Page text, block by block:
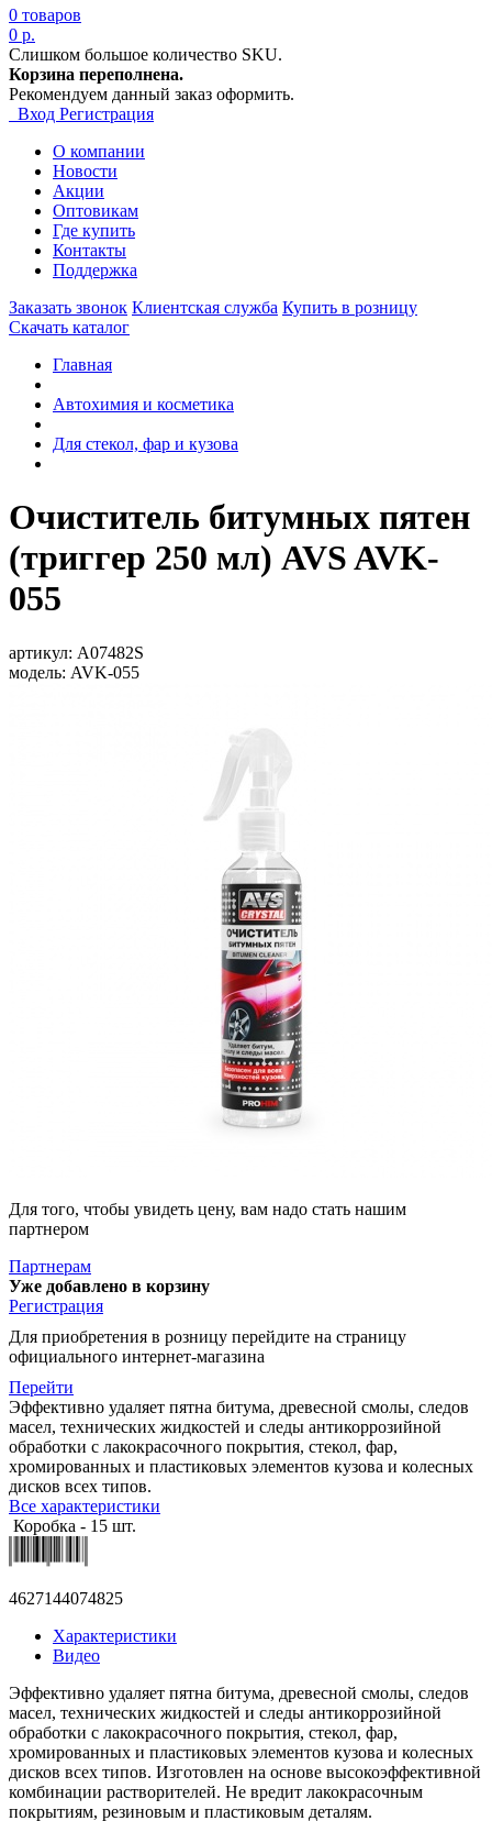
0 товаров
0 р.
Слишком большое количество SKU.
Корзина переполнена.
Рекомендуем данный заказ оформить.
Вход Регистрация
О компании
Новости
Акции
Оптовикам
Где купить
Контакты
Поддержка
Заказать звонок Клиентская служба Купить в розницу
Скачать каталог
Главная
Автохимия и косметика
Для стекол, фар и кузова
Очиститель битумных пятен
(триггер 250 мл) AVS AVK-
055
артикул: A07482S
модель: AVK-055
Для того, чтобы увидеть цену, вам надо стать нашим
партнером
Партнерам
Уже добавлено в корзину
Регистрация
Для приобретения в розницу перейдите на страницу
официального интернет-магазина
Перейти
Эффективно удаляет пятна битума, древесной смолы, следов
масел, технических жидкостей и следы антикоррозийной
обработки с лакокрасочного покрытия, стекол, фар,
хромированных и пластиковых элементов кузова и колесных
дисков всех типов.
Все характеристики
Коробка - 15 шт.
4627144074825
Характеристики
Видео
Эффективно удаляет пятна битума, древесной смолы, следов
масел, технических жидкостей и следы антикоррозийной
обработки с лакокрасочного покрытия, стекол, фар,
хромированных и пластиковых элементов кузова и колесных
дисков всех типов. Изготовлен на основе высокоэффективной
комбинации растворителей. Не вредит лакокрасочным
покрытиям, резиновым и пластиковым деталям.